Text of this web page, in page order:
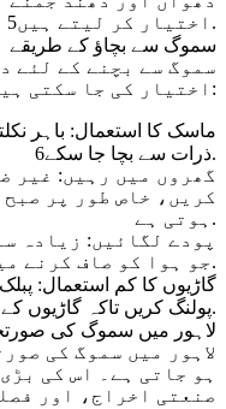
اختیار کر لیتے ہیں5.
سموگ سے بچاؤ کے طریقے
سموگ سے بچنے کے لئے
اختیار کی جا سکتی ہیں:
ماسک کا استعمال: باہر
ذرات سے بچا جا سکے6.
گھروں میں رہیں: غیر
کریں، خاص طور پر صبح
ہوتی ہے.
پودے لگائیں: زیادہ
جو ہوا کو صاف کرنے میں مددگار ثابت ہوتے ہیں.
گاڑیوں کا کم استعمال:
پولنگ کریں تاکہ گاڑیوں کے دھوئیں کو کم کیا جا سکے.
لاہور میں سموگ کی
لاہور میں سموگ کی
ہو جاتی ہے۔ اس کی
صنعتی اخراج، اور